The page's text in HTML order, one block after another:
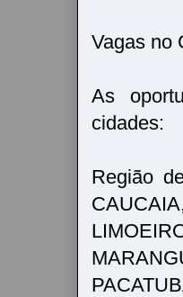
Vagas no
As
cidades:
Região